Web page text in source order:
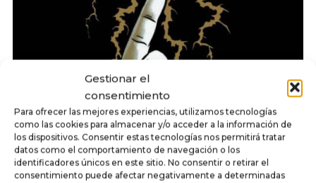
Gestionar el
consentimiento
Para ofrecer las mejores experiencias, utilizamos tecnologías
como las cookies para almacenar y/o acceder a la información de
los dispositivos. Consentir estas tecnologías nos permitirá tratar
datos como el comportamiento de navegación o los
identificadores únicos en este sitio. No consentir o retirar el
consentimiento puede afectar negativamente a determinadas